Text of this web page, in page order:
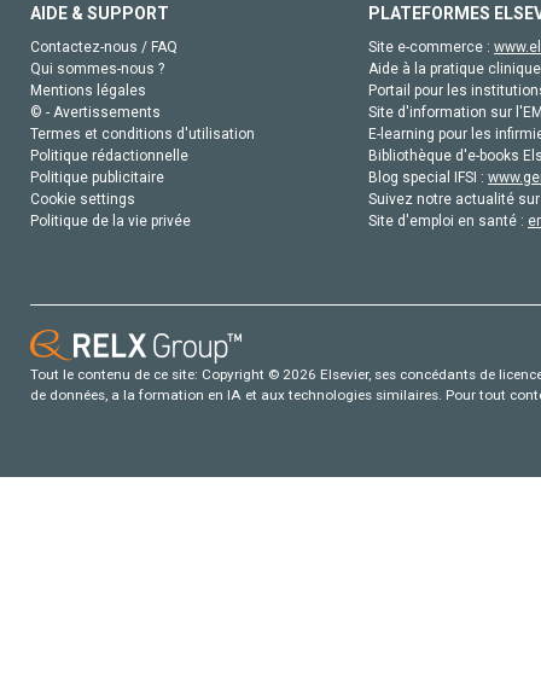
AIDE & SUPPORT
Contactez-nous / FAQ
Qui sommes-nous ?
Mentions légales
© - Avertissements
Termes et conditions d'utilisation
Politique rédactionnelle
Politique publicitaire
Cookie settings
Politique de la vie privée
PLATEFORMES
Site e-commerce :
Aide à la pratique
Portail pour les
Site d'information sur
E-learning pour les
Bibliothèque d'e-books
Blog special IFSI :
Suivez notre actualité
Site d'emploi en santé :
Tout le contenu de ce site: Copyright © 2026 Elsevier, ses concédants de
de données, a la formation en IA et aux technologies similaires. Pour tout